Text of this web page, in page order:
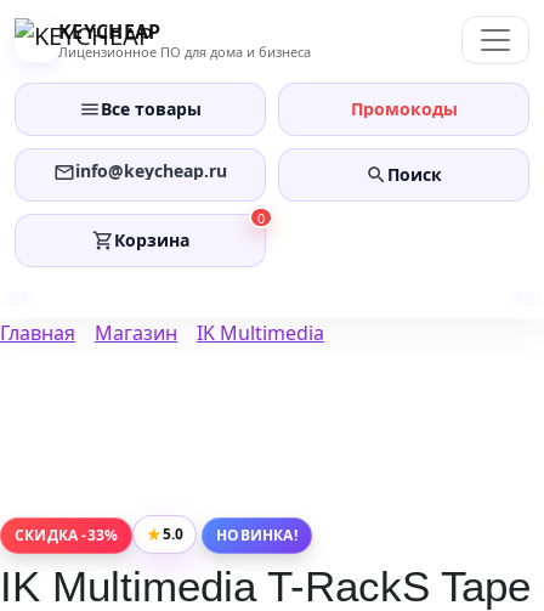
Перейти
KEYCHEAP
Лицензионное ПО для дома и бизнеса
Все товары Промокоды
info@keycheap.ru Поиск
0
Корзина
Главная Магазин IK Multimedia
СКИДКА -33% ★5.0 НОВИНКА!
IK Multimedia T-RackS Tape